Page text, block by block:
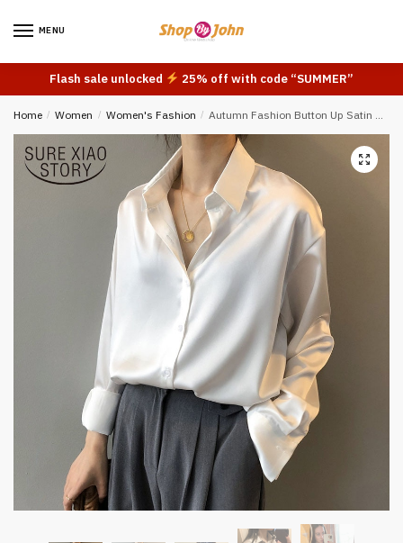
MENU
Flash sale unlocked 25% off with code “SUMMER”
Home / Women / Women's Fashion / Autumn Fashion Button Up Satin Silk Shirt Vintage Blouse Women White Lady Long Sleeves Female Loose Street Shirts 11355